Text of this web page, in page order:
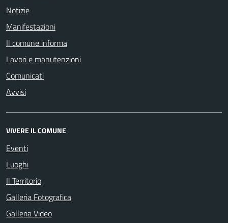
Notizie
Manifestazioni
Il comune informa
Lavori e manutenzioni
Comunicati
Avvisi
VIVERE IL COMUNE
Eventi
Luoghi
Il Territorio
Galleria Fotografica
Galleria Video